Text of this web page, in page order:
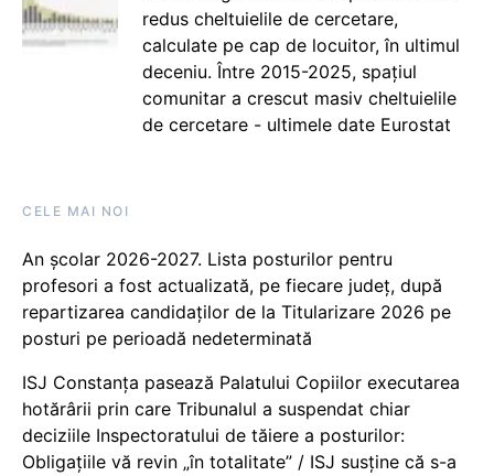
redus cheltuielile de cercetare,
calculate pe cap de locuitor, în ultimul
deceniu. Între 2015-2025, spațiul
comunitar a crescut masiv cheltuielile
de cercetare - ultimele date Eurostat
CELE MAI NOI
An școlar 2026-2027. Lista posturilor pentru
profesori a fost actualizată, pe fiecare județ, după
repartizarea candidaților de la Titularizare 2026 pe
posturi pe perioadă nedeterminată
ISJ Constanța pasează Palatului Copiilor executarea
hotărârii prin care Tribunalul a suspendat chiar
deciziile Inspectoratului de tăiere a posturilor:
Obligațiile vă revin „în totalitate” / ISJ susține că s-a